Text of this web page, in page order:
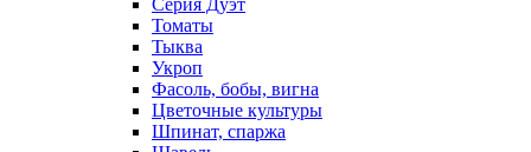
Серия Дуэт
Томаты
Тыква
Укроп
Фасоль, бобы, вигна
Цветочные культуры
Шпинат, спаржа